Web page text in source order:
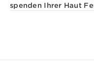
spenden Ihrer Haut